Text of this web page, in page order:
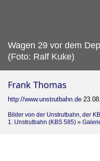
Wagen 29 vor dem
(Foto: Ralf Kuke)
Frank Thomas
http://www.unstrutbahn.de
Bilder von der Unstrutbahn, der
1. Unstrutbahn (KBS 585) »